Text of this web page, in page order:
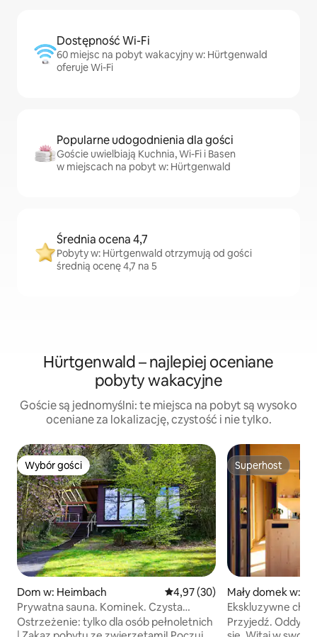
Dostępność Wi-Fi
60 miejsc na pobyt wakacyjny w: Hürtgenwald
oferuje Wi-Fi
Popularne udogodnienia dla gości
Goście uwielbiają Kuchnia, Wi-Fi i Basen
w miejscach na pobyt w: Hürtgenwald
Średnia ocena 4,7
Pobyty w: Hürtgenwald otrzymują od gości
średnią ocenę 4,7 na 5
Hürtgenwald – najlepiej oceniane
pobyty wakacyjne
Goście są jednomyślni: te miejsca na pobyt są wysoko
oceniane za lokalizację, czystość i nie tylko.
Wybór gości
Wybór gości
Dom w: Heimbach Średnia ocena: 4,97 na 5,
4,97 (30)
Prywatna sauna. Kominek. Czysta
natura i spokój.
Ostrzeżenie: tylko dla osób pełnoletnich
Superhost
Superhost
Mały domek w:
Ekskluzywne
mlab.relax Eifel
Przyjedź.